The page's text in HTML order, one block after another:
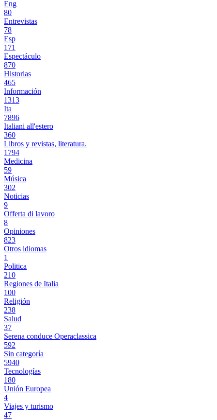
Eng
80
Entrevistas
78
Esp
171
Espectáculo
870
Historias
465
Información
1313
Ita
7896
Italiani all'estero
360
Libros y revistas, literatura.
1794
Medicina
59
Música
302
Noticias
9
Offerta di lavoro
8
Opiniones
823
Otros idiomas
1
Politica
210
Regiones de Italia
100
Religión
238
Salud
37
Serena conduce Operaclassica
592
Sin categoría
5940
Tecnologías
180
Unión Europea
4
Viajes y turismo
47